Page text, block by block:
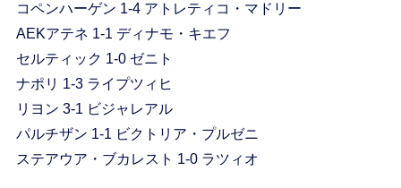
コペンハーゲン 1-4 アトレティコ・マドリー
AEKアテネ 1-1 ディナモ・キエフ
セルティック 1-0 ゼニト
ナポリ 1-3 ライプツィヒ
リヨン 3-1 ビジャレアル
パルチザン 1-1 ビクトリア・プルゼニ
ステアウア・ブカレスト 1-0 ラツィオ